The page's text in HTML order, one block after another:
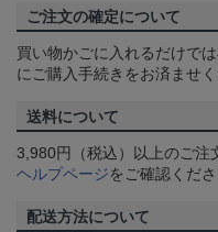
ご注文の確定について
買い物かごに入れるだけで
にご購入手続きをお済ませく
送料について
3,980円（税込）以上のご注
ヘルプページをご確認くださ
配送方法について